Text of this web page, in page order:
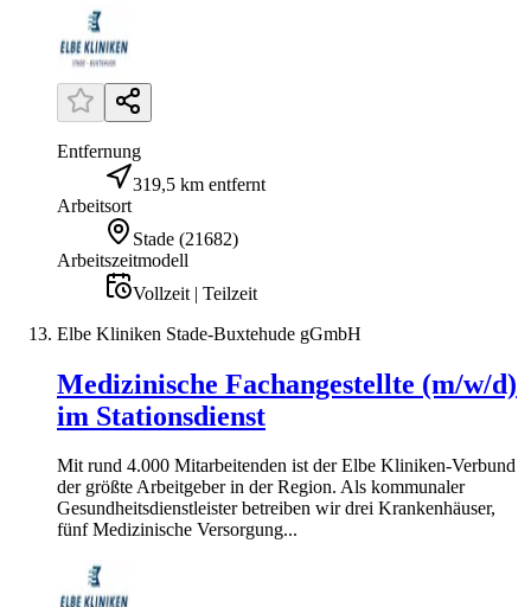
Entfernung
319,5 km entfernt
Arbeitsort
Stade (21682)
Arbeitszeitmodell
Vollzeit | Teilzeit
Elbe Kliniken Stade-Buxtehude gGmbH
Medizinische Fachangestellte (m/w/d)
im Stationsdienst
Mit rund 4.000 Mitarbeitenden ist der Elbe Kliniken-Verbund
der größte Arbeitgeber in der Region. Als kommunaler
Gesundheitsdienstleister betreiben wir drei Krankenhäuser,
fünf Medizinische Versorgung...